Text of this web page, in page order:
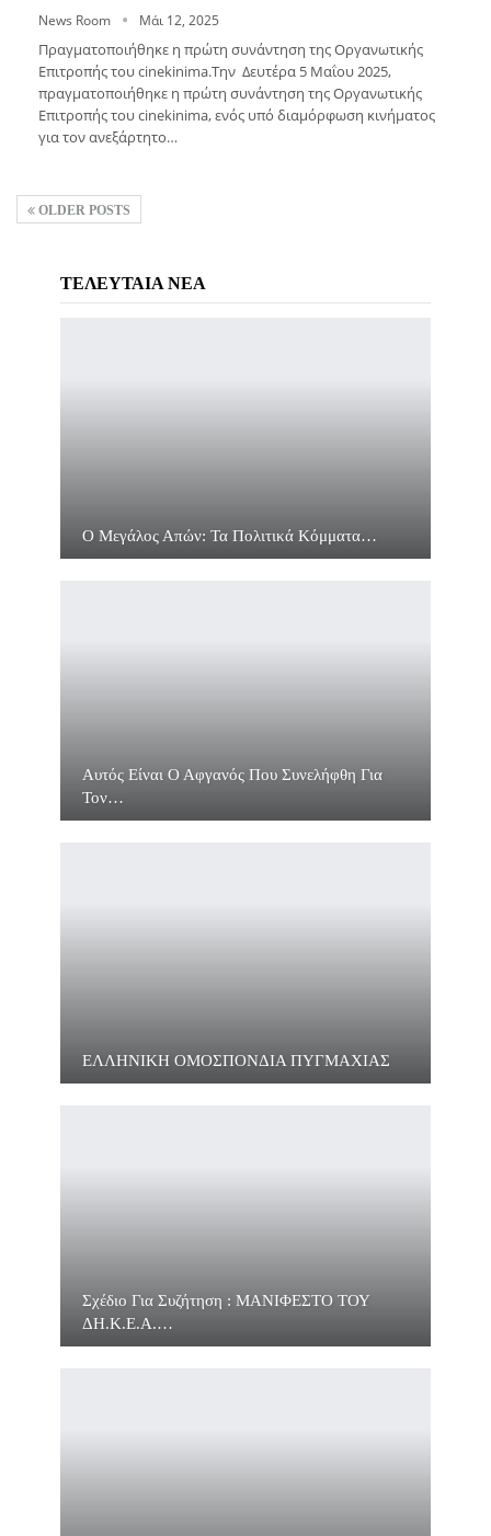
News Room Μάι 12, 2025
Πραγματοποιήθηκε η πρώτη συνάντηση της Οργανωτικής
Επιτροπής του cinekinima.Την Δευτέρα 5 Μαΐου 2025,
πραγματοποιήθηκε η πρώτη συνάντηση της Οργανωτικής
Επιτροπής του cinekinima, ενός υπό διαμόρφωση κινήματος
για τον ανεξάρτητο…
OLDER POSTS
ΤΕΛΕΥΤΑΙΑ ΝΕΑ
Ο Μεγάλος Απών: Τα Πολιτικά Κόμματα…
Αυτός Είναι Ο Αφγανός Που Συνελήφθη Για
Τον…
ΕΛΛΗΝΙΚΗ ΟΜΟΣΠΟΝΔΙΑ ΠΥΓΜΑΧΙΑΣ
Σχέδιο Για Συζήτηση : ΜΑΝΙΦΕΣΤΟ ΤΟΥ
ΔΗ.Κ.Ε.Α.…